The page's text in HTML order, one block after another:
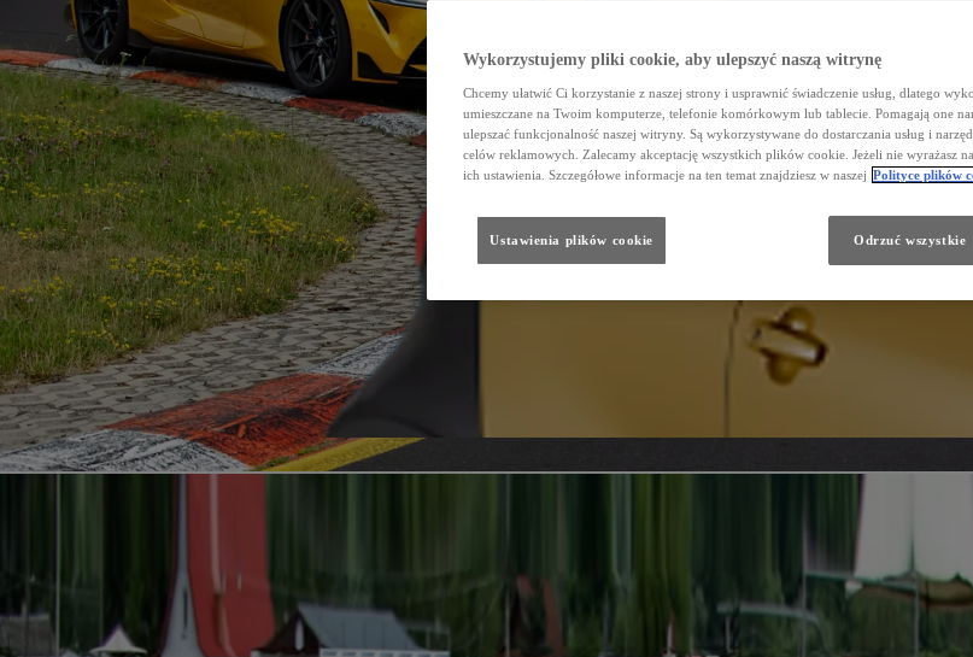
Wykorzystujemy pliki cookie, aby ulepszyć naszą witrynę
Chcemy ułatwić Ci korzystanie z naszej strony i usprawnić świadczenie usług, dlatego
umieszczane na Twoim komputerze, telefonie komórkowym lub tablecie. Pomagają one
ulepszać funkcjonalność naszej witryny. Są wykorzystywane do dostarczania usług i
celów reklamowych. Zalecamy akceptację wszystkich plików cookie. Jeżeli nie wyrażasz
ich ustawienia. Szczegółowe informacje na ten temat znajdziesz w naszej Polityce plików
Ustawienia plików cookie Odrzuć wszystkie